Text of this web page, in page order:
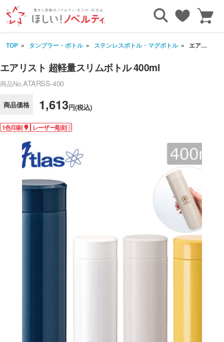
TOP タンブラー・ボトル ステンレスボトル・マグボトル エアリスト 超軽量スリムボトル 400ml
エアリスト 超軽量スリムボトル 400ml
商品No.ATARSS-400
商品価格 1,613円(税込)
1色印刷 レーザー彫刻